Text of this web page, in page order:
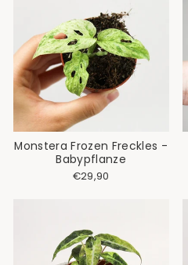
Monstera Frozen Freckles -
Babypflanze
€29,90